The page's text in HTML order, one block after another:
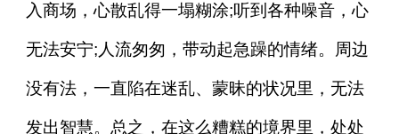
入商场，心散乱得一塌糊涂;听到各种噪音，心
无法安宁;人流匆匆，带动起急躁的情绪。周边
没有法，一直陷在迷乱、蒙昧的状况里，无法
发出智慧。总之，在这么糟糕的境界里，处处